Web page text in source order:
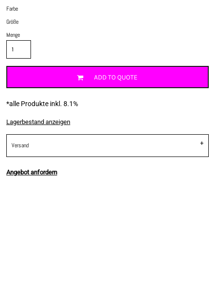
Farbe
Größe
Menge
ADD TO QUOTE
*alle Produkte inkl. 8.1%
Lagerbestand anzeigen
Versand
Angebot anfordern